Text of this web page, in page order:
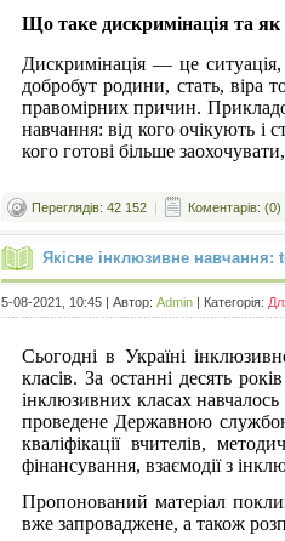
Що таке дискримінація та як
Дискримінація — це
добробут родини, стать, віра
правомірних причин.
навчання: від кого очікують
кого готові більше
Переглядів: 42 152 | Коментарів: (0)
Якісне інклюзивне
5-08-2021, 10:45 | Автор: Admin | Категорія:
Сьогодні в Україні
класів. За останні десять
інклюзивних класах
проведене Державною службою
кваліфікації вчителів,
фінансування, взаємодії з
Пропонований матеріал
вже запроваджене, а також